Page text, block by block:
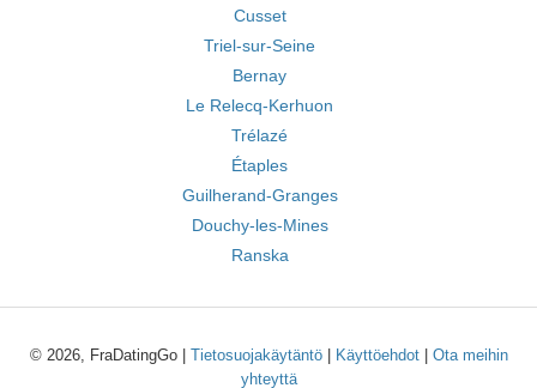
Cusset
Triel-sur-Seine
Bernay
Le Relecq-Kerhuon
Trélazé
Étaples
Guilherand-Granges
Douchy-les-Mines
Ranska
© 2026, FraDatingGo | Tietosuojakäytäntö| Käyttöehdot| Ota meihin
yhteyttä